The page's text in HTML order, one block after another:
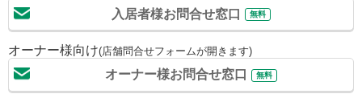
入居者様お問合せ窓口 無料
オーナー様向け(店舗問合せフォームが開きます)
オーナー様お問合せ窓口 無料